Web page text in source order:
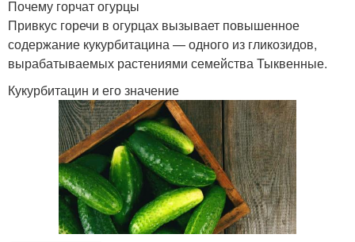
Почему горчат огурцы
Привкус горечи в огурцах вызывает повышенное
содержание кукурбитацина — одного из гликозидов,
вырабатываемых растениями семейства Тыквенные.
Кукурбитацин и его значение